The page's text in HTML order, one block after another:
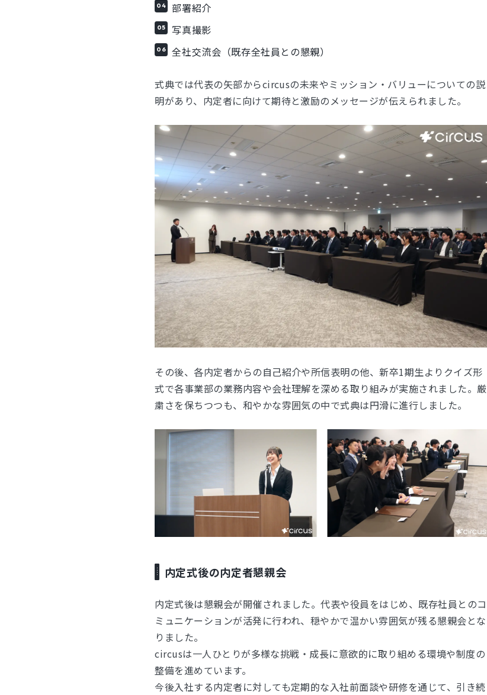
部署紹介
写真撮影
全社交流会（既存全社員との懇親）
式典では代表の矢部からcircusの未来やミッション・バリューについての説
明があり、内定者に向けて期待と激励のメッセージが伝えられました。
その後、各内定者からの自己紹介や所信表明の他、新卒1期生よりクイズ形
式で各事業部の業務内容や会社理解を深める取り組みが実施されました。厳
粛さを保ちつつも、和やかな雰囲気の中で式典は円滑に進行しました。
内定式後の内定者懇親会
内定式後は懇親会が開催されました。代表や役員をはじめ、既存社員とのコ
ミュニケーションが活発に行われ、穏やかで温かい雰囲気が残る懇親会とな
りました。
circusは一人ひとりが多様な挑戦・成長に意欲的に取り組める環境や制度の
整備を進めています。
今後入社する内定者に対しても定期的な入社前面談や研修を通じて、引き続